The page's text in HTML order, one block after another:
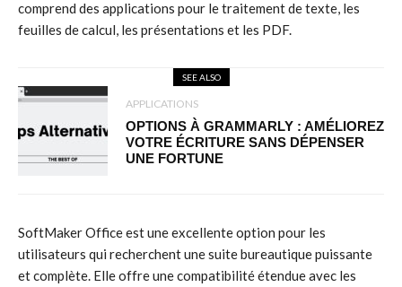
comprend des applications pour le traitement de texte, les
feuilles de calcul, les présentations et les PDF.
SEE ALSO
APPLICATIONS
OPTIONS À GRAMMARLY : AMÉLIOREZ
VOTRE ÉCRITURE SANS DÉPENSER
UNE FORTUNE
SoftMaker Office est une excellente option pour les
utilisateurs qui recherchent une suite bureautique puissante
et complète. Elle offre une compatibilité étendue avec les